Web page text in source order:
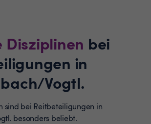
Disziplinen bei
in
Vogtl.
sind bei Reitbeteiligungen in
besonders beliebt.